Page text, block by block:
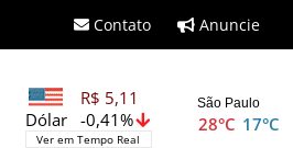
Contato Anuncie
R$ 5,11
-0,41%
Dólar
Ver em Tempo Real
28°C 17°C